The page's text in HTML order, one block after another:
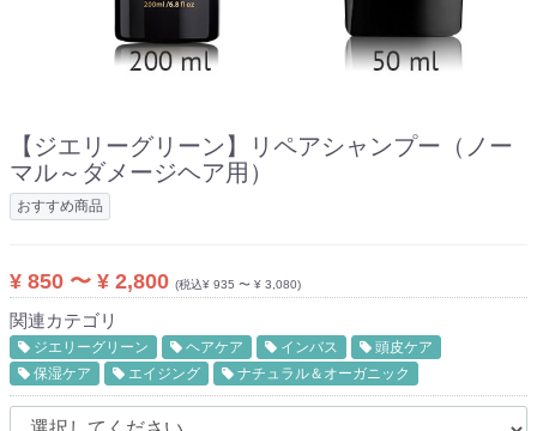
【ジエリーグリーン】
リペアシャンプー（ノー
マル～ダメージヘア用）
おすすめ商品
¥ 850 〜 ¥ 2,800 (税込¥ 935 〜 ¥ 3,080)
関連カテゴリ
ジエリーグリーン ヘアケア インバス
頭皮ケア
保湿ケア
エイジング ナチュラル＆オーガニック